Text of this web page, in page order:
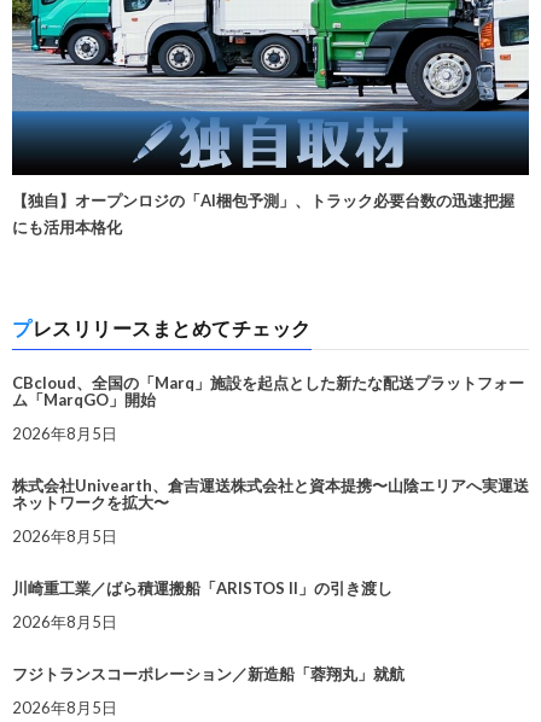
【独自】オープンロジの「AI梱包予測」、トラック必要台数の迅速把握
にも活用本格化
プレスリリースまとめてチェック
CBcloud、全国の「Marq」施設を起点とした新たな配送プラットフォー
ム「MarqGO」開始
2026年8月5日
株式会社Univearth、倉吉運送株式会社と資本提携〜山陰エリアへ実運送
ネットワークを拡大〜
2026年8月5日
川崎重工業／ばら積運搬船「ARISTOS II」の引き渡し
2026年8月5日
フジトランスコーポレーション／新造船「蓉翔丸」就航
2026年8月5日